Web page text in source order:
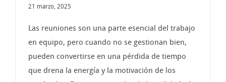
21 marzo, 2025
Las reuniones son una parte esencial del trabajo
en equipo, pero cuando no se gestionan bien,
pueden convertirse en una pérdida de tiempo
que drena la energía y la motivación de los